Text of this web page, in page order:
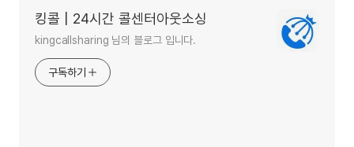
킹콜 | 24시간 콜센터아웃소싱
kingcallsharing 님의 블로그 입니다.
구독하기